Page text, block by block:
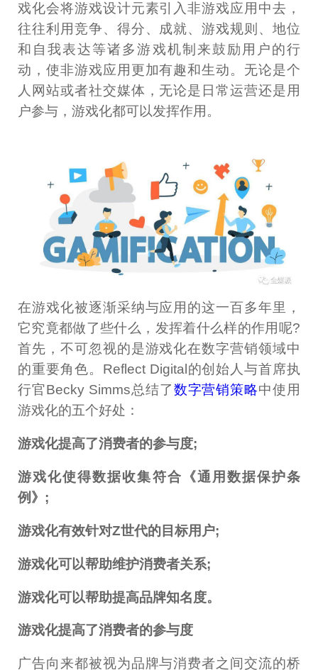
戏化会将游戏设计元素引入非游戏应用中去，
往往利用竞争、得分、成就、游戏规则、地位
和自我表达等诸多游戏机制来鼓励用户的行
动，使非游戏应用更加有趣和生动。无论是个
人网站或者社交媒体，无论是日常运营还是用
户参与，游戏化都可以发挥作用。
在游戏化被逐渐采纳与应用的这一百多年里，
它究竟都做了些什么，发挥着什么样的作用呢?
首先，不可忽视的是游戏化在数字营销领域中
的重要角色。Reflect Digital的创始人与首席执
行官Becky Simms总结了数字营销策略中使用
游戏化的五个好处：
游戏化提高了消费者的参与度;
游戏化使得数据收集符合《通用数据保护条
例》;
游戏化有效针对Z世代的目标用户;
游戏化可以帮助维护消费者关系;
游戏化可以帮助提高品牌知名度。
游戏化提高了消费者的参与度
广告向来都被视为品牌与消费者之间交流的桥